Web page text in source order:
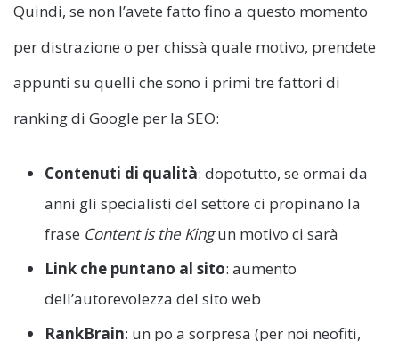
Quindi, se non l’avete fatto fino a questo momento
per distrazione o per chissà quale motivo, prendete
appunti su quelli che sono i primi tre fattori di
ranking di Google per la SEO:
Contenuti di qualità: dopotutto, se ormai da
anni gli specialisti del settore ci propinano la
frase Content is the Kingun motivo ci sarà
Link che puntano al sito: aumento
dell’autorevolezza del sito web
RankBrain: un po a sorpresa (per noi neofiti,